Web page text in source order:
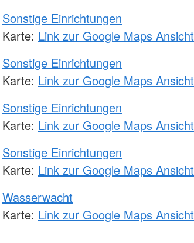
Sonstige Einrichtungen
Karte: Link zur Google Maps Ansicht
Sonstige Einrichtungen
Karte: Link zur Google Maps Ansicht
Sonstige Einrichtungen
Karte: Link zur Google Maps Ansicht
Sonstige Einrichtungen
Karte: Link zur Google Maps Ansicht
Wasserwacht
Karte: Link zur Google Maps Ansicht